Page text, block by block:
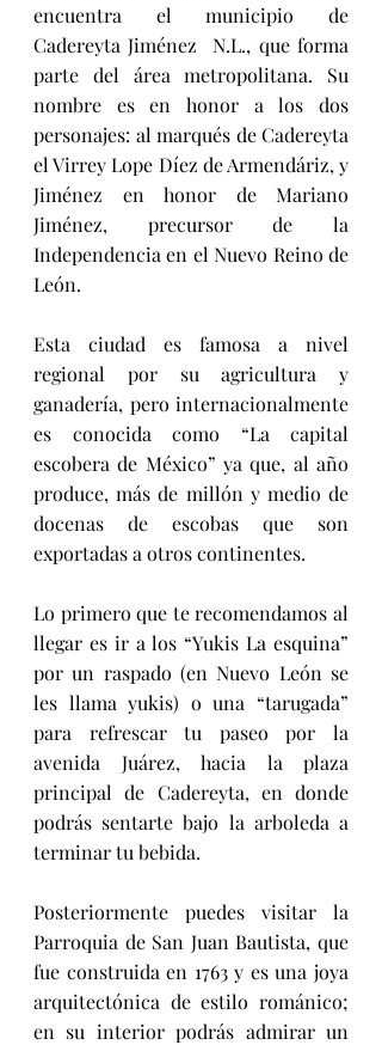
encuentra el municipio de
Cadereyta Jiménez  N.L., que forma
parte del área metropolitana. Su
nombre es en honor a los dos
personajes: al marqués de Cadereyta
el Virrey Lope Díez de Armendáriz, y
Jiménez en honor de Mariano
Jiménez, precursor de la
Independencia en el Nuevo Reino de
León.
Esta ciudad es famosa a nivel
regional por su agricultura y
ganadería, pero internacionalmente
es conocida como “La capital
escobera de México” ya que, al año
produce, más de millón y medio de
docenas de escobas que son
exportadas a otros continentes.
Lo primero que te recomendamos al
llegar es ir a los “Yukis La esquina”
por un raspado (en Nuevo León se
les llama yukis) o una “tarugada”
para refrescar tu paseo por la
avenida Juárez, hacia la plaza
principal de Cadereyta, en donde
podrás sentarte bajo la arboleda a
terminar tu bebida.
Posteriormente puedes visitar la
Parroquia de San Juan Bautista, que
fue construida en 1763 y es una joya
arquitectónica de estilo románico;
en su interior podrás admirar un